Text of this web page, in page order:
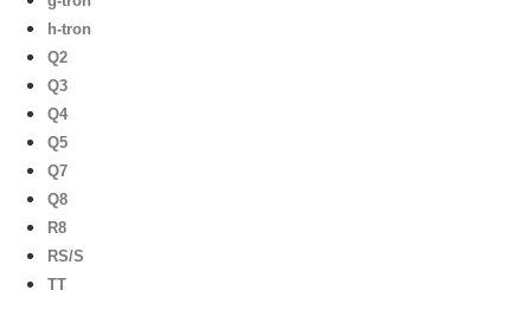
h-tron
Q2
Q3
Q4
Q5
Q7
Q8
R8
RS/S
TT